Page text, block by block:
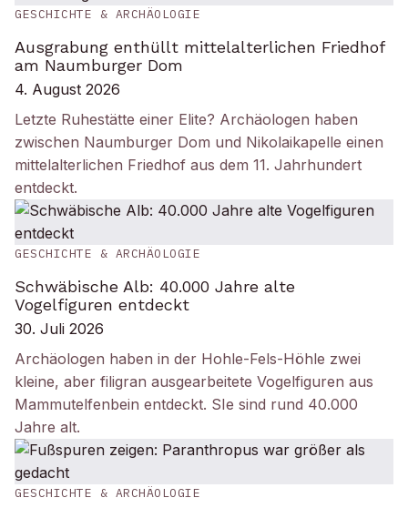
GESCHICHTE & ARCHÄOLOGIE
Ausgrabung enthüllt mittelalterlichen Friedhof
am Naumburger Dom
4. August 2026
Letzte Ruhestätte einer Elite? Archäologen haben
zwischen Naumburger Dom und Nikolaikapelle einen
mittelalterlichen Friedhof aus dem 11. Jahrhundert
entdeckt.
GESCHICHTE & ARCHÄOLOGIE
Schwäbische Alb: 40.000 Jahre alte
Vogelfiguren entdeckt
30. Juli 2026
Archäologen haben in der Hohle-Fels-Höhle zwei
kleine, aber filigran ausgearbeitete Vogelfiguren aus
Mammutelfenbein entdeckt. SIe sind rund 40.000
Jahre alt.
GESCHICHTE & ARCHÄOLOGIE